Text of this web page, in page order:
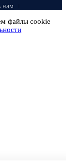
нам
файлы cookie